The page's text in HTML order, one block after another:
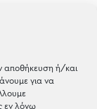
αποθήκευση ή/και
για να
εν λόγω